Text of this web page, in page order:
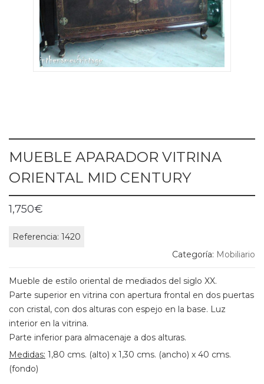
MUEBLE APARADOR VITRINA
ORIENTAL MID CENTURY
1,750€
Referencia: 1420
Categoría: Mobiliario
Mueble de estilo oriental de mediados del siglo XX.
Parte superior en vitrina con apertura frontal en dos puertas
con cristal, con dos alturas con espejo en la base. Luz
interior en la vitrina.
Parte inferior para almacenaje a dos alturas.
Medidas: 1,80 cms. (alto) x 1,30 cms. (ancho) x 40 cms.
(fondo)